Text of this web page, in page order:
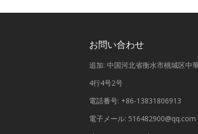
お問い合わせ
追加: 中国河北省衡水市桃城区中
4行4号2号
電話番号: +86-13831806913
電子メール: 516482900@qq.com